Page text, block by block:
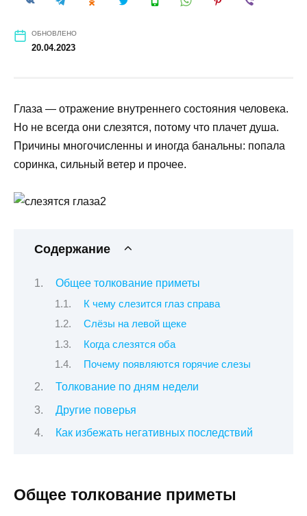
ОБНОВЛЕНО
20.04.2023
Глаза — отражение внутреннего состояния человека.
Но не всегда они слезятся, потому что плачет душа.
Причины многочисленны и иногда банальны: попала
соринка, сильный ветер и прочее.
Содержание
Общее толкование приметы
К чему слезится глаз справа
Слёзы на левой щеке
Когда слезятся оба
Почему появляются горячие слезы
Толкование по дням недели
Другие поверья
Как избежать негативных последствий
Общее толкование приметы